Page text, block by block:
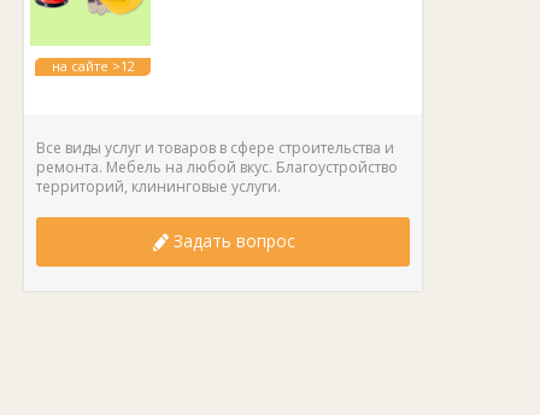
на сайте >12
Все виды услуг и товаров в сфере строительства и
ремонта. Мебель на любой вкус. Благоустройство
территорий, клининговые услуги.
Задать вопрос